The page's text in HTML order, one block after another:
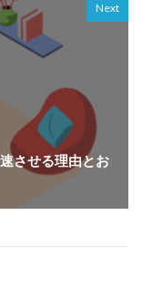
Next
させる理由とお